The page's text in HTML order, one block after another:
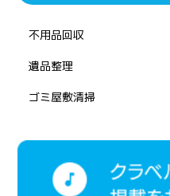
不用品回収
遺品整理
ゴミ屋敷清掃